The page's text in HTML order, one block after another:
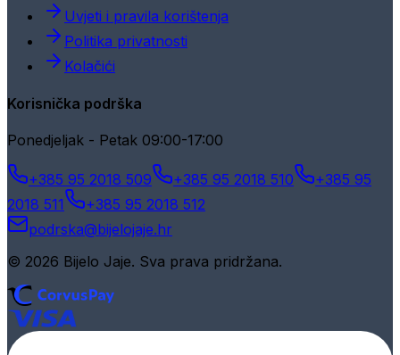
Uvjeti i pravila korištenja
Politika privatnosti
Kolačići
Korisnička podrška
Ponedjeljak - Petak 09:00-17:00
+385 95 2018 509 +385 95 2018 510
+385 95
2018 511
+385 95 2018 512
podrska@bijelojaje.hr
© 2026 Bijelo Jaje. Sva prava pridržana.